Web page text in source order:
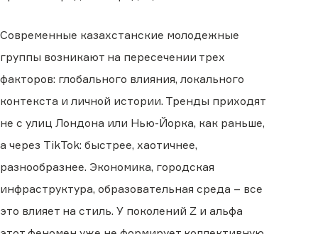
Современные казахстанские молодежные
группы возникают на пересечении трех
факторов: глобального влияния, локального
контекста и личной истории. Тренды приходят
не с улиц Лондона или Нью-Йорка, как раньше,
а через TikTok: быстрее, хаотичнее,
разнообразнее. Экономика, городская
инфраструктура, образовательная среда – все
это влияет на стиль. У поколений Z и альфа